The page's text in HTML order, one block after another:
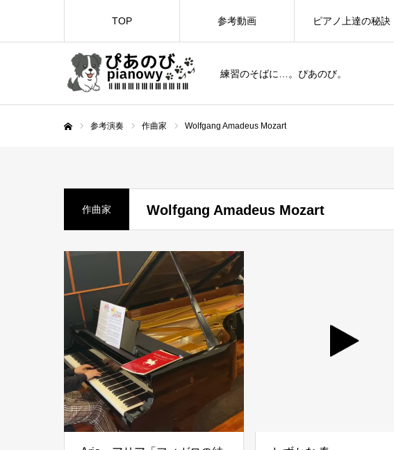
練習のそばに…。ぴあのび。
TOP 参考動画 ピアノ上達の秘訣
参考演奏 作曲家 Wolfgang Amadeus Mozart
作曲家 Wolfgang Amadeus Mozart